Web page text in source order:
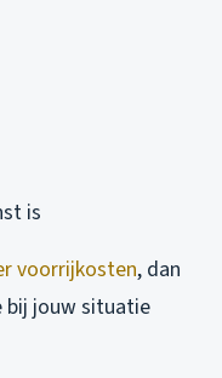
is
voorrijkosten, dan
bij jouw situatie